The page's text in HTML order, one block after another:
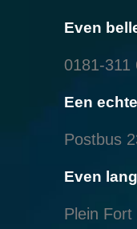
Even
0181-311
Een
Postbus
Even
Plein